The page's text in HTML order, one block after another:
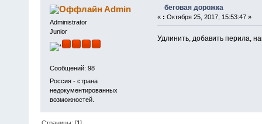
Admin
Administrator
Junior
Сообщений: 98
Россия - страна
недокументированных
возможностей.
беговая дорожка
« : Октября 25, 2017, 15:53:47 »
Удлинить, добавить перила,